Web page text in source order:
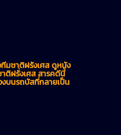
มชาติฝรั่งเศส ดูหนัง
ติฝรั่งเศส สารคดีนี้
งบนรถบัสที่กลายเป็น